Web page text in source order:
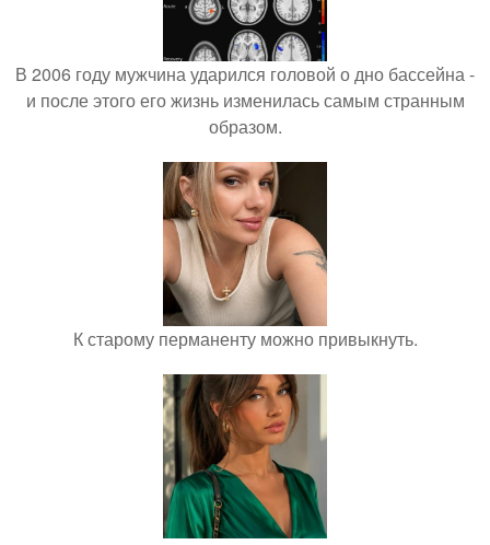
В 2006 году мужчина ударился головой о дно бассейна -
и после этого его жизнь изменилась самым странным
образом.
К старому перманенту можно привыкнуть.